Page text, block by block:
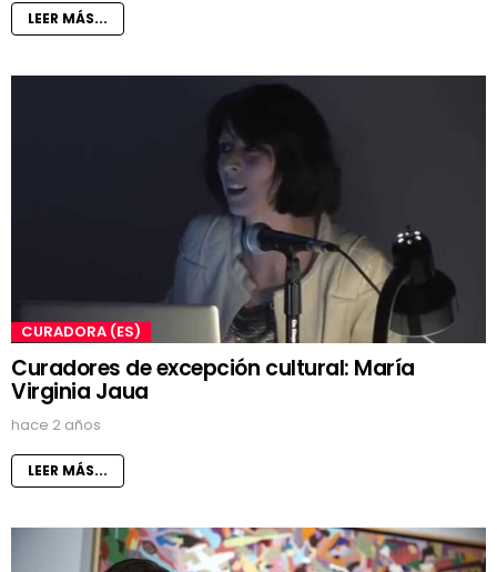
LEER MÁS...
CURADORA (ES)
Curadores de excepción cultural: María
Virginia Jaua
hace 2 años
LEER MÁS...